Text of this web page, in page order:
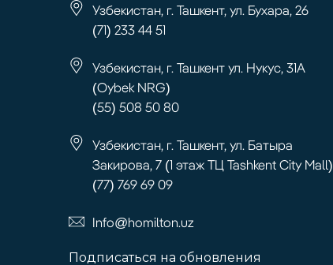
Узбекистан, г. Ташкент, ул. Бухара, 26
(71) 233 44 51
Узбекистан, г. Ташкент ул. Нукус, 31А
(Oybek NRG)
(55) 508 50 80
Узбекистан, г. Ташкент, ул. Батыра
Закирова, 7 (1 этаж ТЦ Tashkent City Mall)
(77) 769 69 09
Info@homilton.uz
Подписаться на обновления